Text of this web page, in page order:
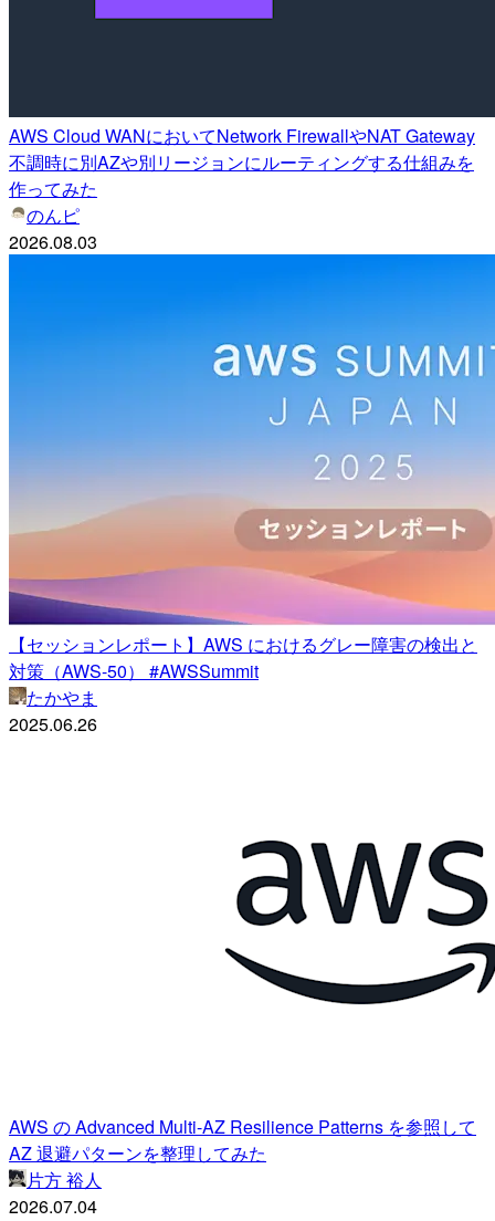
AWS Cloud WANにおいてNetwork FirewallやNAT Gateway
不調時に別AZや別リージョンにルーティングする仕組みを
作ってみた
のんピ
2026.08.03
【セッションレポート】AWS におけるグレー障害の検出と
対策（AWS-50） #AWSSummit
たかやま
2025.06.26
AWS の Advanced Multi-AZ Resilience Patterns を参照して
AZ 退避パターンを整理してみた
片方 裕人
2026.07.04